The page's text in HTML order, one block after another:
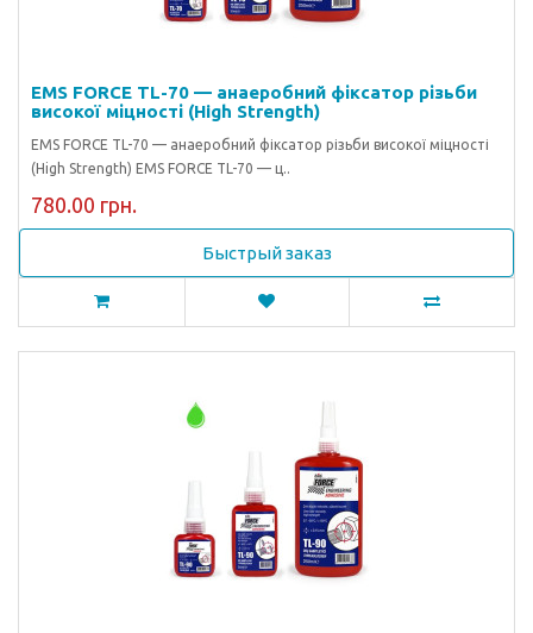
EMS FORCE TL-70 — анаеробний фіксатор різьби
високої міцності (High Strength)
EMS FORCE TL-70 — анаеробний фіксатор різьби високої міцності
(High Strength) EMS FORCE TL-70 — ц..
780.00 грн.
Быстрый заказ